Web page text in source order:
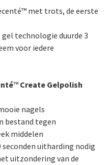
met trots, de eerste
technologie duurde 3
voor iedere
™ Create Gelpolish
nagels
bestand tegen
middelen
uitharding nodig
uitzondering van de